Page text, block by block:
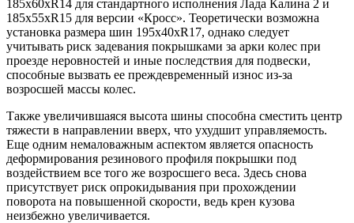
185х60хR14 для стандартного исполнения Лада Калина 2 и
185х55хR15 для версии «Кросс». Теоретически возможна
установка размера шин 195х40хR17, однако следует
учитывать риск задевания покрышками за арки колес при
проезде неровностей и иные последствия для подвески,
способные вызвать ее преждевременный износ из-за
возросшей массы колес.
Также увеличившаяся высота шины способна сместить центр
тяжести в направлении вверх, что ухудшит управляемость.
Еще одним немаловажным аспектом является опасность
деформирования резинового профиля покрышки под
воздействием все того же возросшего веса. Здесь снова
присутствует риск опрокидывания при прохождении
поворота на повышенной скорости, ведь крен кузова
неизбежно увеличивается.